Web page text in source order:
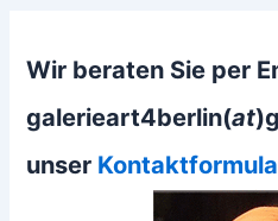
Wir beraten Sie per
galerieart4berlin(at
unser